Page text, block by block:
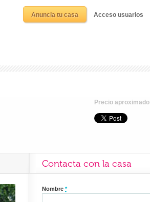
Anuncia tu casa Acceso usuarios
Precio aproximado
Contacta con la casa
Nombre*